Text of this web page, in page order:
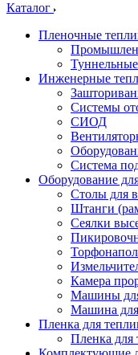
Каталог
Пленочные
Инженерные
Системы
СИОД
Система
Оборудование
Столы для
Штанги
Сеялки
Камера
Машины
Машина
Пленка для
Пленка для